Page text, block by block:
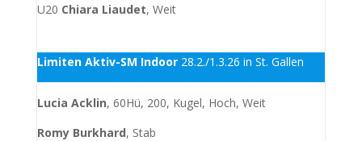
U20 Chiara Liaudet, Weit
Limiten Aktiv-SM Indoor 28.2./1.3.26 in St. Gallen
Lucia Acklin, 60Hü, 200, Kugel, Hoch, Weit
Romy Burkhard, Stab